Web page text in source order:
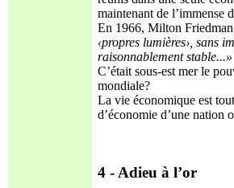
maintenant de l’immense
En 1966, Milton
‹propres lumières›, sans
raisonnablement stable...»
C’était sous-est mer le
mondiale?
La vie économique est
d’économie d’une nation
4 - Adieu à l’or